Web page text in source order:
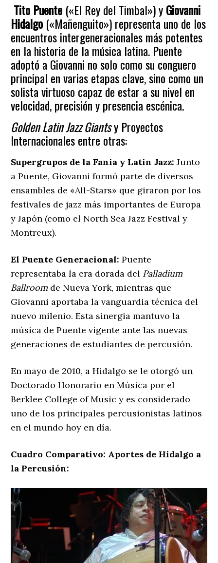
Tito Puente («El Rey del Timbal») yGiovanni
Hidalgo («Mañenguito») representa uno de los
encuentros intergeneracionales más potentes
en la historia de la música latina. Puente
adoptó a Giovanni no solo como su conguero
principal en varias etapas clave, sino como un
solista virtuoso capaz de estar a su nivel en
velocidad, precisión y presencia escénica.
Golden Latin Jazz Giantsy Proyectos
Internacionales entre otras:
Supergrupos de la Fania y Latin Jazz: Junto
a Puente, Giovanni formó parte de diversos
ensambles de «All-Stars» que giraron por los
festivales de jazz más importantes de Europa
y Japón (como el North Sea Jazz Festival y
Montreux).
El Puente Generacional: Puente
representaba la era dorada del Palladium
Ballroom de Nueva York, mientras que
Giovanni aportaba la vanguardia técnica del
nuevo milenio. Esta sinergia mantuvo la
música de Puente vigente ante las nuevas
generaciones de estudiantes de percusión.
En mayo de 2010, a Hidalgo se le otorgó un
Doctorado Honorario en Música por el
Berklee College of Music y es considerado
uno de los principales percusionistas latinos
en el mundo hoy en día.
Cuadro Comparativo: Aportes de Hidalgo a
la Percusión: